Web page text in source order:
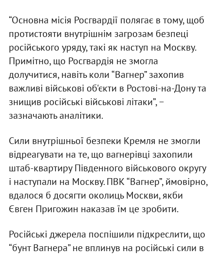
“Основна місія Росгвардії полягає в тому, щоб
протистояти внутрішнім загрозам безпеці
російського уряду, такі як наступ на Москву.
Примітно, що Росгвардія не змогла
долучитися, навіть коли “Вагнер” захопив
важливі військові об'єкти в Ростові-на-Дону та
знищив російські військові літаки”, −
зазначають аналітики.
Сили внутрішньої безпеки Кремля не змогли
відреагувати на те, що вагнерівці захопили
штаб-квартиру Південного військового округу
і наступали на Москву. ПВК “Вагнер”, ймовірно,
вдалося б досягти околиць Москви, якби
Євген Пригожин наказав їм це зробити.
Російські джерела поспішили підкреслити, що
“бунт Вагнера” не вплинув на російські сили в